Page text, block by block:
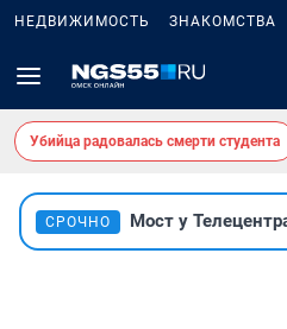
НЕДВИЖИМОСТЬ ЗНАКОМСТВА
Убийца радовалась смерти студента
СРОЧНО Мост у